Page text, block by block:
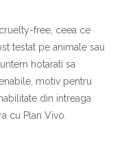
free, ceea ce
testat pe animale sau
hotarati sa
motiv pentru
din intreaga
cu Plan Vivo.